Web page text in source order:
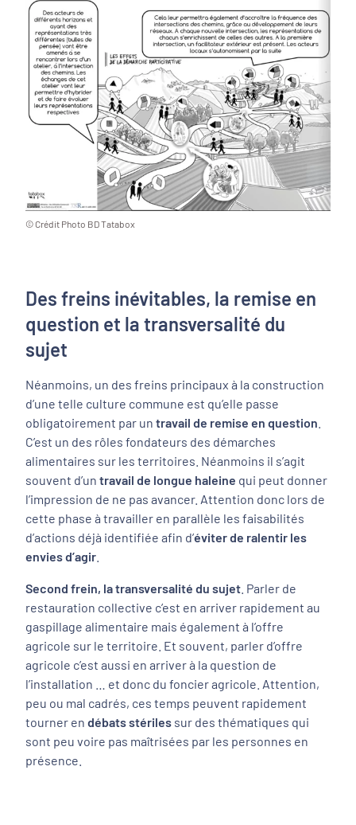
© Crédit Photo BD Tatabox
Des freins inévitables, la remise en
question et la transversalité du
sujet
Néanmoins, un des freins principaux à la construction
d’une telle culture commune est qu’elle passe
obligatoirement par un travail de remise en question
C’est un des rôles fondateurs des démarches
alimentaires sur les territoires. Néanmoins il s’agit
souvent d’un travail de longue haleine qui peut donner
l’impression de ne pas avancer. Attention donc lors de
cette phase à travailler en parallèle les faisabilités
d’actions déjà identifiée afin d’éviter de ralentir les
envies d’agir
Second frein, la transversalité du sujet . Parler de
restauration collective c’est en arriver rapidement au
gaspillage alimentaire mais également à l’offre
agricole sur le territoire. Et souvent, parler d’offre
agricole c’est aussi en arriver à la question de
l’installation … et donc du foncier agricole. Attention,
peu ou mal cadrés, ces temps peuvent rapidement
tourner en débats stériles sur des thématiques qui
sont peu voire pas maîtrisées par les personnes en
présence.